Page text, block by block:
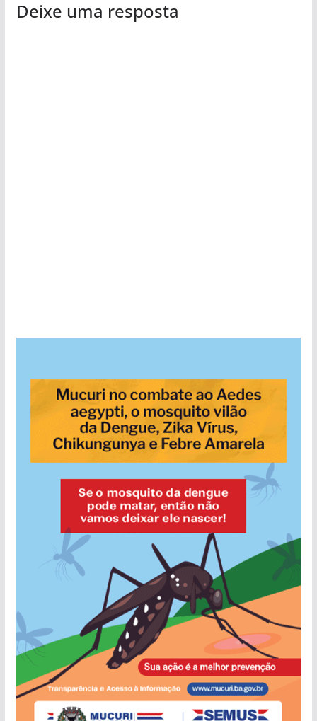
Deixe uma resposta